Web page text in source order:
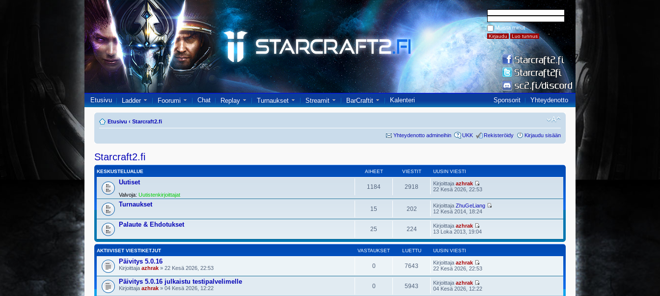
Muista minut
Etusivu Ladder Foorumi Chat Replay Turnaukset Streamit BarCraftit Kalenteri Sponsorit Yhteydenotto
Etusivu ‹ Starcraft2.fi
Yhteydenotto admineihin UKK Rekisteröidy Kirjaudu sisään
Starcraft2.fi
KESKUSTELUALUE AIHEET VIESTIT UUSIN VIESTI
Uutiset
Valvoja: Uutistenkirjoittajat
1184 2918 Kirjoittaja azhrak
22 Kesä 2026, 22:53
Turnaukset
15 202 Kirjoittaja ZhuGeLiang
12 Kesä 2014, 18:24
Palaute & Ehdotukset
25 224 Kirjoittaja azhrak
13 Loka 2013, 19:04
AKTIIVISET VIESTIKETJUT VASTAUKSET LUETTU UUSIN VIESTI
Päivitys 5.0.16
Kirjoittaja azhrak » 22 Kesä 2026, 22:53 0 7643 Kirjoittaja azhrak
22 Kesä 2026, 22:53
Päivitys 5.0.16 julkaistu testipalvelimelle
Kirjoittaja azhrak » 04 Kesä 2026, 12:22 0 5943 Kirjoittaja azhrak
04 Kesä 2026, 12:22